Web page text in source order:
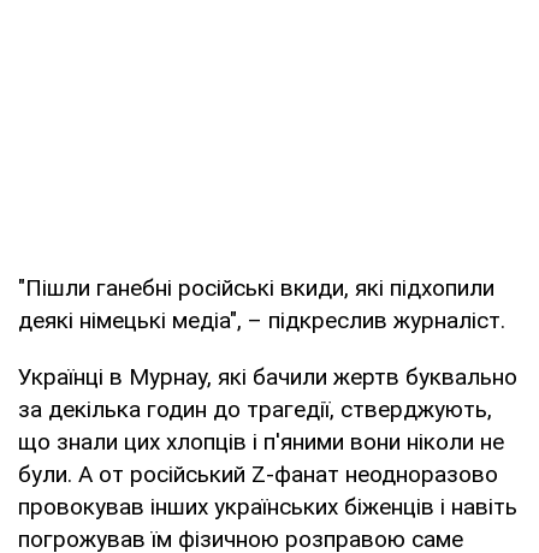
"Пішли ганебні російські вкиди, які підхопили
деякі німецькі медіа", – підкреслив журналіст.
Українці в Мурнау, які бачили жертв буквально
за декілька годин до трагедії, стверджують,
що знали цих хлопців і п'яними вони ніколи не
були. А от російський Z-фанат неодноразово
провокував інших українських біженців і навіть
погрожував їм фізичною розправою саме